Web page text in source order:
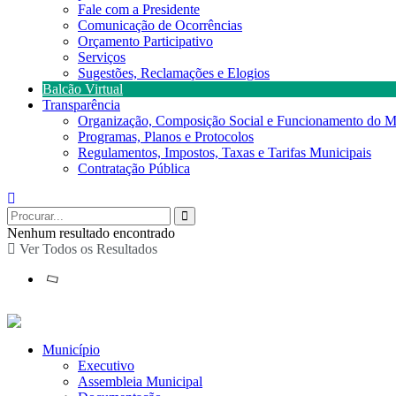
Fale com a Presidente
Comunicação de Ocorrências
Orçamento Participativo
Serviços
Sugestões, Reclamações e Elogios
Balcão Virtual
Transparência
Organização, Composição Social e Funcionamento do
Programas, Planos e Protocolos
Regulamentos, Impostos, Taxas e Tarifas Municipais
Contratação Pública
Nenhum resultado encontrado
Ver Todos os Resultados
Município
Executivo
Assembleia Municipal